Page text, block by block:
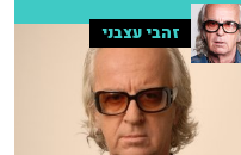
זהבי עצבני